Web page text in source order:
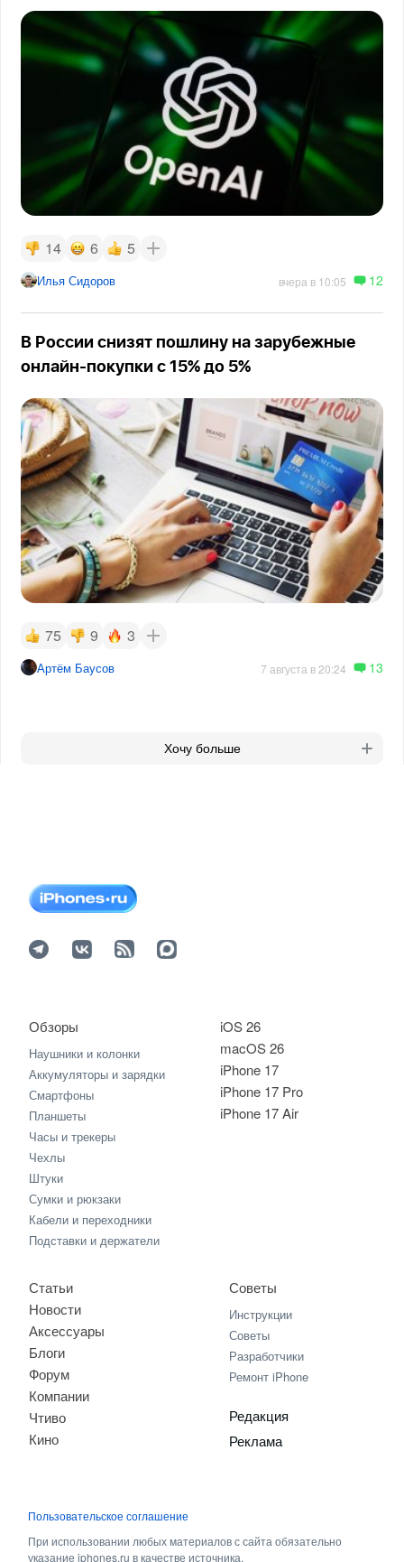
14 6 5
Илья Сидоров вчера в 10:05 12
В России снизят пошлину на зарубежные
онлайн-покупки с 15% до 5%
75 9 3
Артём Баусов 7 августа в 20:24 13
Хочу больше
iOS 26
macOS 26
iPhone 17
iPhone 17 Pro
iPhone 17 Air
Обзоры
Наушники и колонки
Аккумуляторы и зарядки
Смартфоны
Планшеты
Часы и трекеры
Чехлы
Штуки
Сумки и рюкзаки
Кабели и переходники
Подставки и держатели
Статьи
Новости
Аксессуары
Блоги
Форум
Компании
Чтиво
Кино
Советы
Инструкции
Советы
Разработчики
Ремонт iPhone
Редакция
Реклама
Пользовательское соглашение
При использовании любых материалов с сайта обязательно
указание iphones.ru в качестве источника.